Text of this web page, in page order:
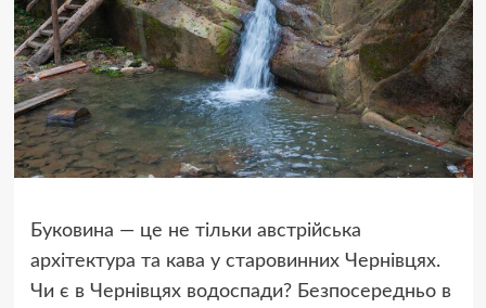
Буковина — це не тільки австрійська
архітектура та кава у старовинних Чернівцях.
Чи є в Чернівцях водоспади? Безпосередньо в